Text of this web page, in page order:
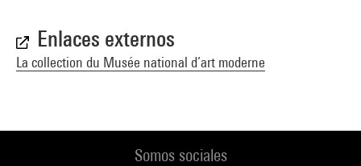
Enlaces externos
La collection du Musée national d’art moderne
Somos sociales